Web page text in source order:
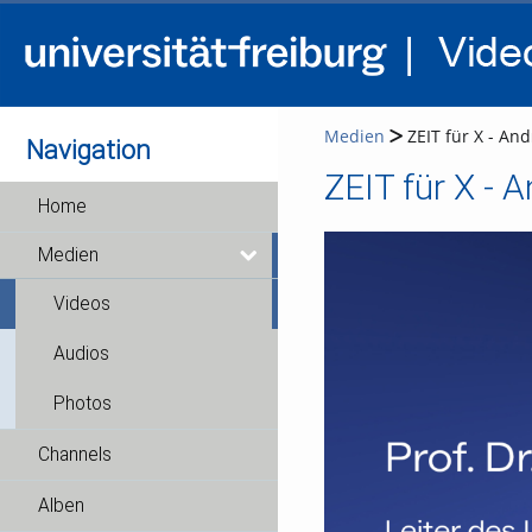
Navigation
Home
Medien
Videos
Audios
Photos
Channels
Alben
Medien ZEIT für X -
ZEIT für X -